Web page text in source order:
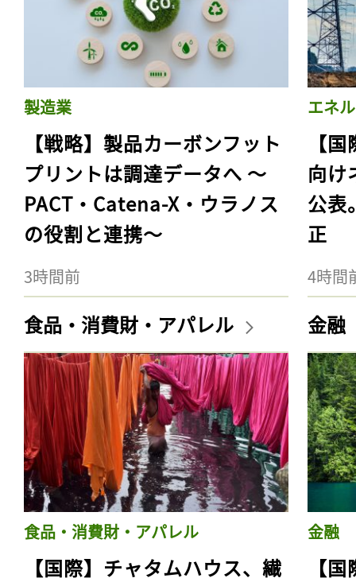
製造業
【戦略】製品カーボンフット
プリントは調達データへ 〜
PACT・Catena-X・ウラノス
の役割と連携〜
3時間前
エネ
【
向け
公表
正
4時間
食品・消費財・アパレル
食品・消費財・アパレル
【国際】チャタムハウス、繊
金融
金融
【